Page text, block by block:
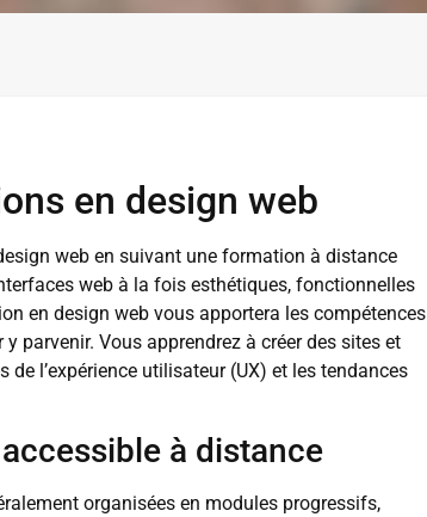
en design web
web en suivant une formation à distance
web à la fois esthétiques, fonctionnelles
en design web vous apportera les compétences
parvenir. Vous apprendrez à créer des sites et
l’expérience utilisateur (UX) et les tendances
à distance
organisées en modules progressifs,